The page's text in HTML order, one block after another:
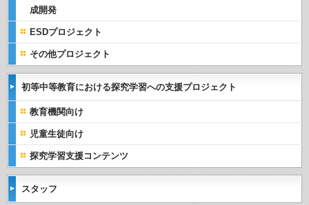
成開発
ESDプロジェクト
その他プロジェクト
初等中等教育における探究学習への支援プロジェクト
教育機関向け
児童生徒向け
探究学習支援コンテンツ
スタッフ